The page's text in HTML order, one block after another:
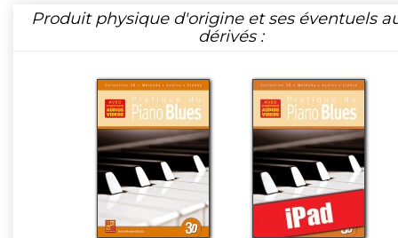
Produit physique d'origine et ses éventuels
dérivés :